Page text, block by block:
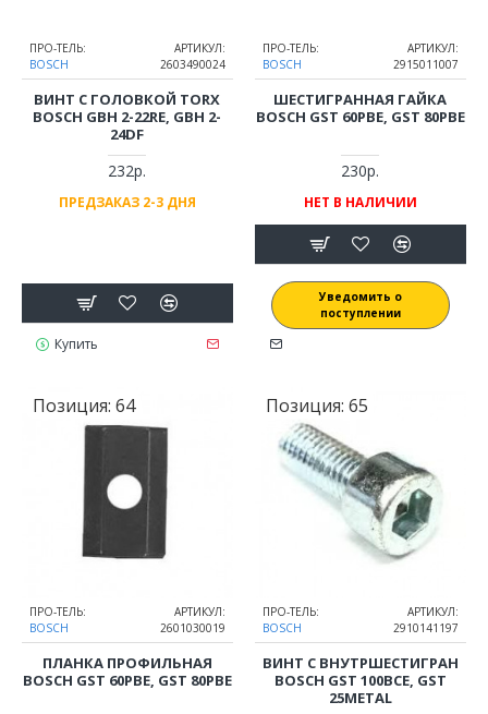
ПРО-ТЕЛЬ:
BOSCH
АРТИКУЛ:
2603490024
ВИНТ С ГОЛОВКОЙ TORX
BOSCH GBH 2-22RE, GBH 2-
24DF
232р.
ПРЕДЗАКАЗ 2-3 ДНЯ
Купить
ПРО-ТЕЛЬ:
BOSCH
АРТИКУЛ:
2915011007
ШЕСТИГРАННАЯ ГАЙКА
BOSCH GST 60PBE, GST 80PBE
230р.
НЕТ В НАЛИЧИИ
Уведомить о
поступлении
Позиция: 64
ПРО-ТЕЛЬ:
BOSCH
АРТИКУЛ:
2601030019
ПЛАНКА ПРОФИЛЬНАЯ
BOSCH GST 60PBE, GST 80PBE
Позиция: 65
ПРО-ТЕЛЬ:
BOSCH
АРТИКУЛ:
2910141197
ВИНТ С ВНУТРШЕСТИГРАН
BOSCH GST 100BCE, GST
25METAL